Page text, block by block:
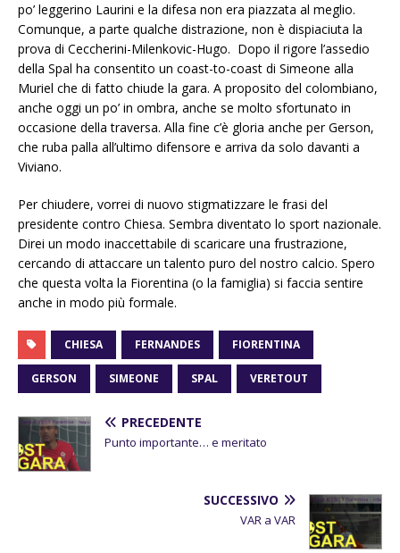
po’ leggerino Laurini e la difesa non era piazzata al meglio.
Comunque, a parte qualche distrazione, non è dispiaciuta la
prova di Ceccherini-Milenkovic-Hugo. Dopo il rigore l’assedio
della Spal ha consentito un coast-to-coast di Simeone alla
Muriel che di fatto chiude la gara. A proposito del colombiano,
anche oggi un po’ in ombra, anche se molto sfortunato in
occasione della traversa. Alla fine c’è gloria anche per Gerson,
che ruba palla all’ultimo difensore e arriva da solo davanti a
Viviano.
Per chiudere, vorrei di nuovo stigmatizzare le frasi del
presidente contro Chiesa. Sembra diventato lo sport nazionale.
Direi un modo inaccettabile di scaricare una frustrazione,
cercando di attaccare un talento puro del nostro calcio. Spero
che questa volta la Fiorentina (o la famiglia) si faccia sentire
anche in modo più formale.
CHIESA FERNANDES FIORENTINA
GERSON SIMEONE SPAL VERETOUT
PRECEDENTE
Punto importante… e meritato
SUCCESSIVO
VAR a VAR